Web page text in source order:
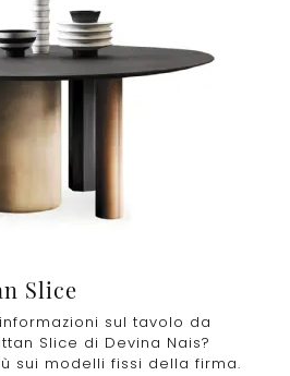
Slice
sul tavolo da
Slice di Devina Nais?
sui modelli fissi della firma.